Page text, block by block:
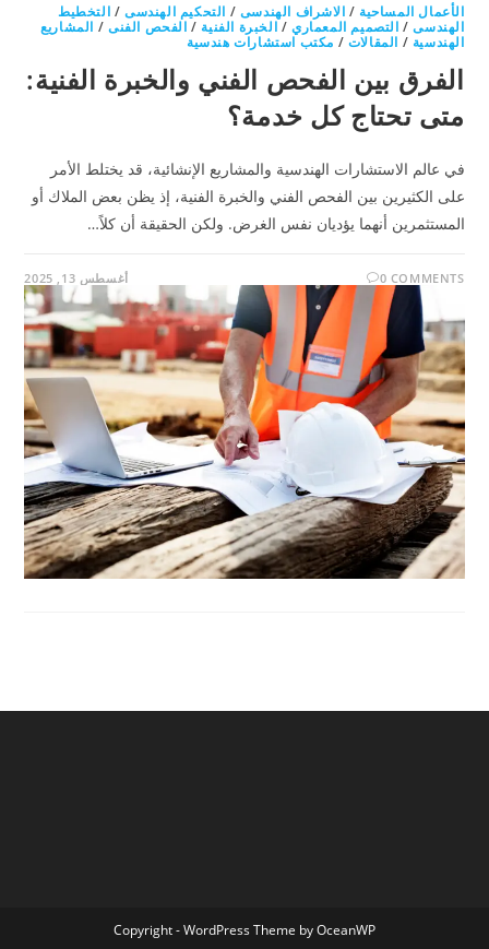
الأعمال المساحية / الاشراف الهندسى / التحكيم الهندسى / التخطيط
الهندسى/ التصميم المعماري / الخبرة الفنية / الفحص الفنى / المشاريع
الهندسية / المقالات / مكتب استشارات هندسية
الفرق بين الفحص الفني والخبرة الفنية:
متى تحتاج كل خدمة؟
في عالم الاستشارات الهندسية والمشاريع الإنشائية، قد يختلط الأمر
على الكثيرين بين الفحص الفني والخبرة الفنية، إذ يظن بعض الملاك أو
المستثمرين أنهما يؤديان نفس الغرض. ولكن الحقيقة أن كلاً…
0 COMMENTS أغسطس 13, 2025
Copyright - WordPress Theme by OceanWP